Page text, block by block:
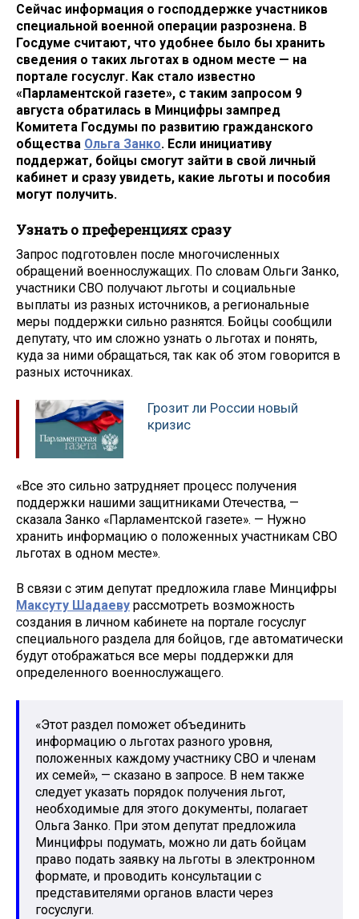
Сейчас информация о господдержке участников
специальной военной операции разрознена. В
Госдуме считают, что удобнее было бы хранить
сведения о таких льготах в одном месте — на
портале госуслуг. Как стало известно
«Парламентской газете», с таким запросом 9
августа обратилась в Минцифры зампред
Комитета Госдумы по развитию гражданского
общества Ольга Занко. Если инициативу
поддержат, бойцы смогут зайти в свой личный
кабинет и сразу увидеть, какие льготы и пособия
могут получить.
Узнать о преференциях сразу
Запрос подготовлен после многочисленных
обращений военнослужащих. По словам Ольги Занко,
участники СВО получают льготы и социальные
выплаты из разных источников, а региональные
меры поддержки сильно разнятся. Бойцы сообщили
депутату, что им сложно узнать о льготах и понять,
куда за ними обращаться, так как об этом говорится в
разных источниках.
Грозит ли России новый
кризис
«Все это сильно затрудняет процесс получения
поддержки нашими защитниками Отечества, —
сказала Занко «Парламентской газете». — Нужно
хранить информацию о положенных участникам СВО
льготах в одном месте».
В связи с этим депутат предложила главе Минцифры
Максуту Шадаеву рассмотреть возможность
создания в личном кабинете на портале госуслуг
специального раздела для бойцов, где автоматически
будут отображаться все меры поддержки для
определенного военнослужащего.
«Этот раздел поможет объединить
информацию о льготах разного уровня,
положенных каждому участнику СВО и членам
их семей», — сказано в запросе. В нем также
следует указать порядок получения льгот,
необходимые для этого документы, полагает
Ольга Занко. При этом депутат предложила
Минцифры подумать, можно ли дать бойцам
право подать заявку на льготы в электронном
формате, и проводить консультации с
представителями органов власти через
госуслуги.